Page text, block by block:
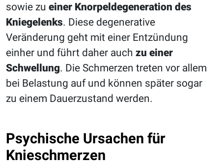
sowie zu einer Knorpeldegeneration des
Kniegelenks. Diese degenerative
Veränderung geht mit einer Entzündung
einher und führt daher auch zu einer
Schwellung. Die Schmerzen treten vor allem
bei Belastung auf und können später sogar
zu einem Dauerzustand werden.
Psychische Ursachen für
Knieschmerzen